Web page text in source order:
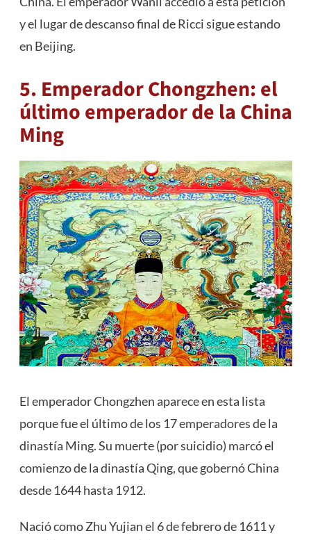
y el lugar de descanso final de Ricci sigue estando
en Beijing.
5. Emperador Chongzhen: el
último emperador de la China
Ming
El emperador Chongzhen aparece en esta lista
porque fue el último de los 17emperadoresde la
dinastía Ming. Su muerte (por suicidio) marcó el
comienzo de la dinastía Qing, que gobernó China
desde 1644 hasta 1912.
Nació como Zhu Yujian el 6 de febrero de 1611 y